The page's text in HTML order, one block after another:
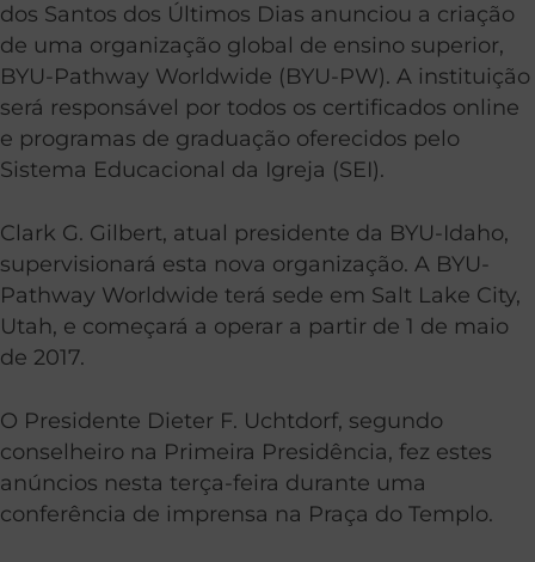
dos Santos dos Últimos Dias anunciou a criação
de uma organização global de ensino superior,
BYU-Pathway Worldwide (BYU-PW). A instituição
será responsável por todos os certificados online
e programas de graduação oferecidos pelo
Sistema Educacional da Igreja (SEI).
Clark G. Gilbert, atual presidente da BYU-Idaho,
supervisionará esta nova organização. A BYU-
Pathway Worldwide terá sede em Salt Lake City,
Utah, e começará a operar a partir de 1 de maio
de 2017.
O Presidente Dieter F. Uchtdorf, segundo
conselheiro na Primeira Presidência, fez estes
anúncios nesta terça-feira durante uma
conferência de imprensa na Praça do Templo.